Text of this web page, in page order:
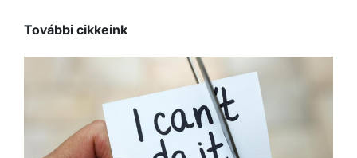
További cikkeink